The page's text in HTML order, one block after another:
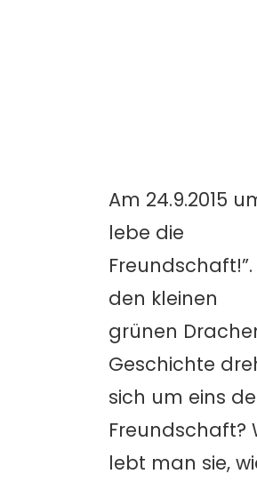
Am 24.9.2015
lebe die
den kleinen
grünen
Geschichte
sich um eins
Freundschaft?
lebt man sie,